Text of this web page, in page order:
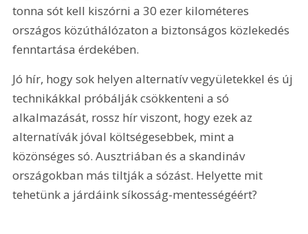
tonna sót kell kiszórni a 30 ezer kilométeres
országos közúthálózaton a biztonságos közlekedés
fenntartása érdekében.
Jó hír, hogy sok helyen alternatív vegyületekkel és új
technikákkal próbálják csökkenteni a só
alkalmazását, rossz hír viszont, hogy ezek az
alternatívák jóval költségesebbek, mint a
közönséges só. Ausztriában és a skandináv
országokban más tiltják a sózást. Helyette mit
tehetünk a járdáink síkosság-mentességéért?